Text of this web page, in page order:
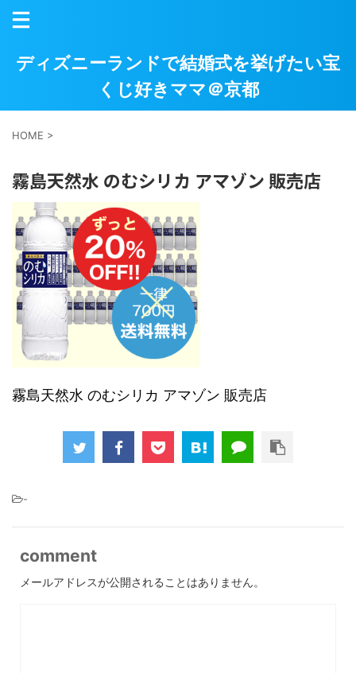
ディズニーランドで結婚式を挙げたい宝
くじ好きママ＠京都
HOME >
霧島天然水 のむシリカ アマゾン 販売店
霧島天然水 のむシリカ アマゾン 販売店
-
comment
メールアドレスが公開されることはありません。